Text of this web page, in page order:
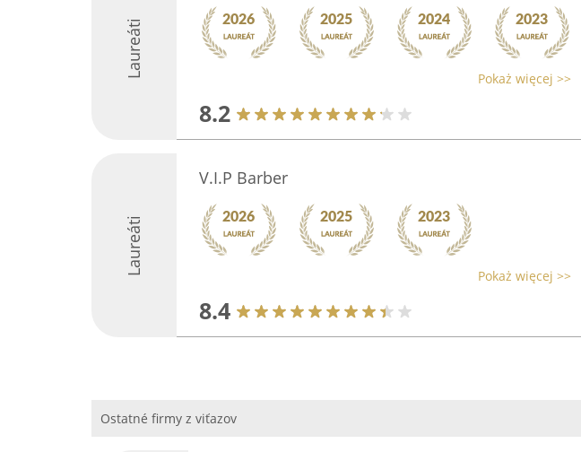
Laureáti Pokaż więcej >>
8.2
Laureáti
V.I.P Barber
Pokaż więcej >>
8.4
Ostatné firmy z viťazov